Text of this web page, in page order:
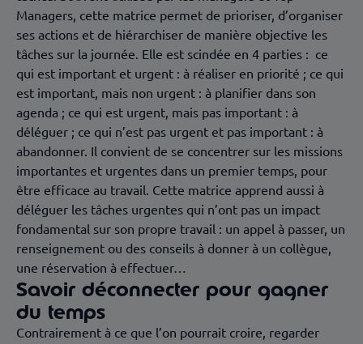
Managers, cette matrice permet de prioriser, d’organiser
ses actions et de hiérarchiser de manière objective les
tâches sur la journée. Elle est scindée en 4 parties : ce
qui est important et urgent : à réaliser en priorité ; ce qui
est important, mais non urgent : à planifier dans son
agenda ; ce qui est urgent, mais pas important : à
déléguer ; ce qui n’est pas urgent et pas important : à
abandonner. Il convient de se concentrer sur les missions
importantes et urgentes dans un premier temps, pour
être efficace au travail. Cette matrice apprend aussi à
déléguer les tâches urgentes qui n’ont pas un impact
fondamental sur son propre travail : un appel à passer, un
renseignement ou des conseils à donner à un collègue,
une réservation à effectuer…
Savoir déconnecter pour gagner
du temps
Contrairement à ce que l’on pourrait croire, regarder